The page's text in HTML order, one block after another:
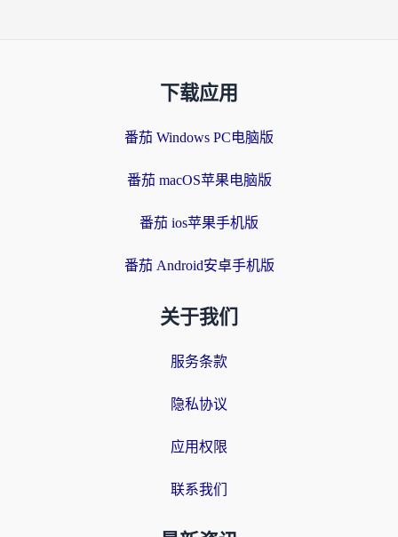
下载应用
番茄 Windows PC电脑版
番茄 macOS苹果电脑版
番茄 ios苹果手机版
番茄 Android安卓手机版
关于我们
服务条款
隐私协议
应用权限
联系我们